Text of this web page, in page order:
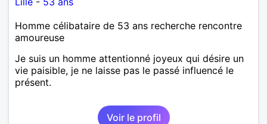
Homme célibataire de 53 ans recherche rencontre
amoureuse
Je suis un homme attentionné joyeux qui désire un
vie paisible, je ne laisse pas le passé influencé le
présent.
Voir le profil